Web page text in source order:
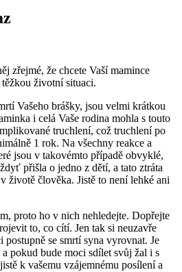
zřejmé, že chcete Vaší mamince
životní situaci.
Vašeho brášky, jsou velmi krátkou
i celá Vaše rodina mohla s touto
truchlení, což truchlení po
1 rok. Na všechny reakce a
jsou v takovémto případě obvyklé,
přišla o jedno z dětí, a tato ztráta
životě člověka. Jistě to není lehké ani
proto ho v nich nehledejte. Dopřejte
to, co cítí. Jen tak si neuzavře
postupně se smrtí syna vyrovnat. Je
pokud bude moci sdílet svůj žal i s
k vašemu vzájemnému posílení a